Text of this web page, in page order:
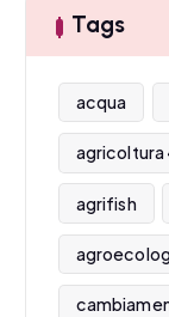
Tags
acqua
agricoltura
agrifish